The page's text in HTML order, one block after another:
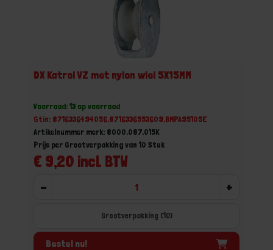
DX Katrol VZ met nylon wiel 5X15MM
Voorraad: 13 op voorraad
Gtin: 8716336494056,8716336553609,BMPA95105E
Artikelnummer merk: 8000.087.015K
€ 9,20 incl. BTW
Prijs per Grootverpakking van 10 Stuk
- +
Grootverpakking (10)
Bestel nu!